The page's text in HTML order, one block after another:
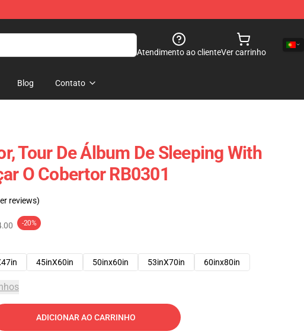
Atendimento ao clienteVer carrinho
Blog Contato
Tour De Álbum De Sleeping With
O Cobertor RB0301
reviews)
-20%
45inX60in 50inx60in 53inX70in 60inx80in
ADICIONAR AO CARRINHO